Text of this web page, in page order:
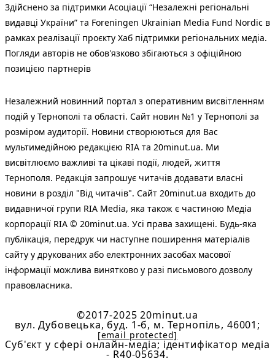
Здійснено за підтримки Асоціації “Незалежні регіональні
видавці України” та Foreningen Ukrainian Media Fund Nordic в
рамках реалізації проєкту Хаб підтримки регіональних медіа.
Погляди авторів не обов'язково збігаються з офіційною
позицією партнерів
Незалежний новинний портал з оперативним висвітленням
подій у Тернополі та області. Сайт новин №1 у Тернополі за
розміром аудиторії. Новини створюються для Вас
мультимедійною редакцією RIA та 20minut.ua. Ми
висвітлюємо важливі та цікаві події, людей, життя
Тернополя. Редакція запрошує читачів додавати власні
новини в розділ "Від читачів". Сайт 20minut.ua входить до
видавничої групи RIA Media, яка також є частиною Медіа
корпорації RIA © 20minut.ua. Усі права захищені. Будь-яка
публiкацiя, передрук чи наступне поширення матеріалів
сайту у друкованих або електронних засобах масової
інформації можлива винятково у разі письмового дозволу
правовласника.
©2017-2025 20minut.ua
вул. Дубовецька, буд. 1-б, м. Тернопіль, 46001;
[email protected]
Cуб'єкт у сфері онлайн-медіа; ідентифікатор медіа
- R40-05634.